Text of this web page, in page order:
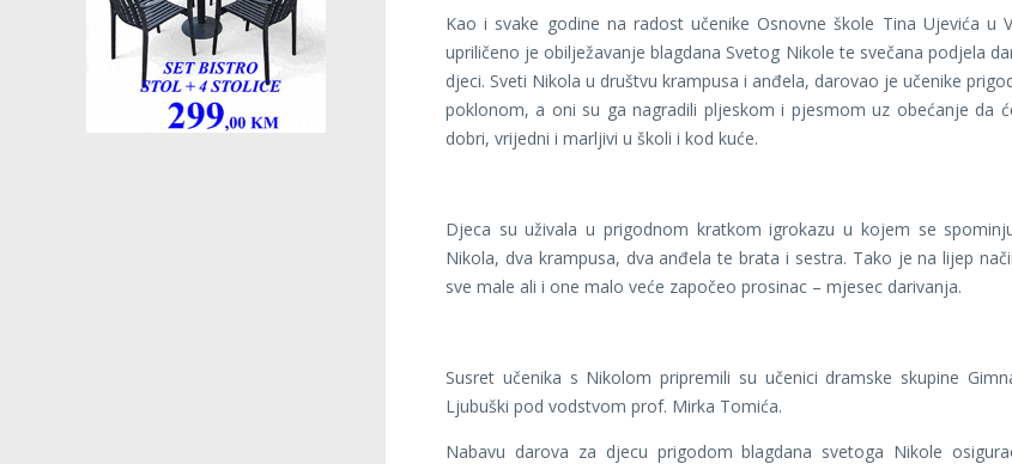
Kao i svake godine na radost učenike Osnovne škole Tina Ujevića u
upriličeno je obilježavanje blagdana Svetog Nikole te svečana podjela
djeci. Sveti Nikola u društvu krampusa i anđela, darovao je učenike
poklonom, a oni su ga nagradili pljeskom i pjesmom uz obećanje da
dobri, vrijedni i marljivi u školi i kod kuće.
Djeca su uživala u prigodnom kratkom igrokazu u kojem se
Nikola, dva krampusa, dva anđela te brata i sestra. Tako je na lijep
sve male ali i one malo veće započeo prosinac – mjesec darivanja.
Susret učenika s Nikolom pripremili su učenici dramske skupine
Ljubuški pod vodstvom prof. Mirka Tomića.
Nabavu darova za djecu prigodom blagdana svetoga Nikole